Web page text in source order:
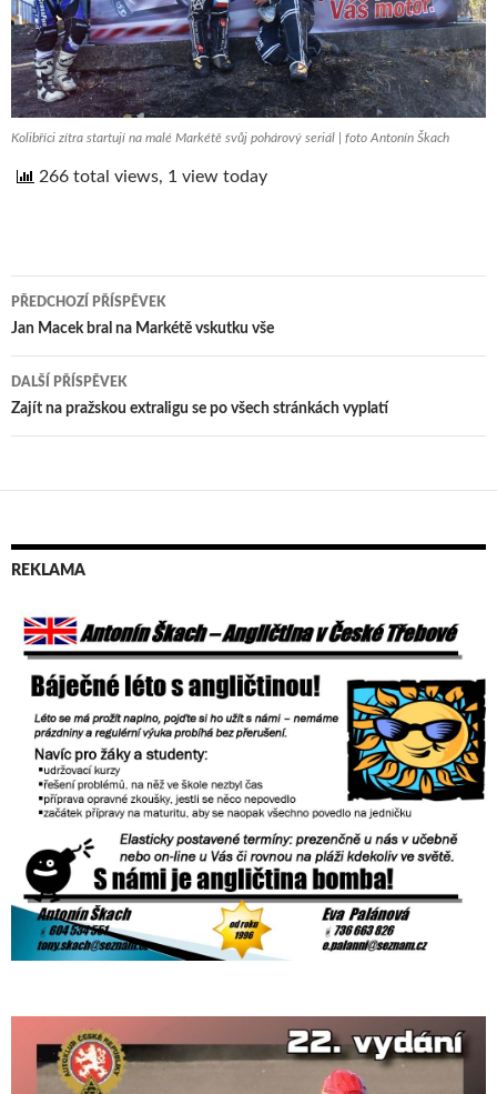
Kolibříci zítra startují na malé Markétě svůj pohárový seriál | foto Antonín Škach
266 total views, 1 view today
Navigace
pro
příspěvek
PŘEDCHOZÍ PŘÍSPĚVEK
Jan Macek bral na Markétě vskutku vše
DALŠÍ PŘÍSPĚVEK
Zajít na pražskou extraligu se po všech stránkách vyplatí
REKLAMA